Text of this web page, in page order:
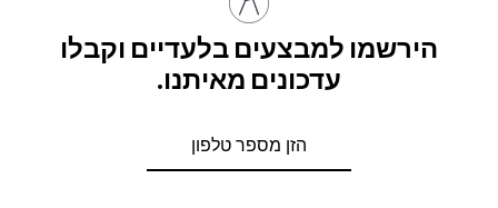
הירשמו למבצעים בלעדיים וקבלו
עדכונים מאיתנו.